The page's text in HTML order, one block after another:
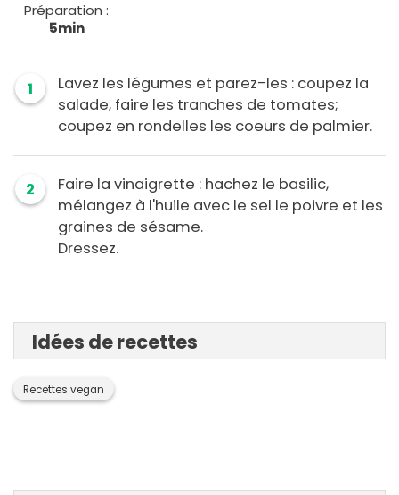
Préparation :
5min
1
Lavez les légumes et parez-les : coupez la
salade, faire les tranches de tomates;
coupez en rondelles les coeurs de palmier.
2
Faire la vinaigrette : hachez le basilic,
mélangez à l'huile avec le sel le poivre et les
graines de sésame.
Dressez.
Idées de recettes
Recettes vegan